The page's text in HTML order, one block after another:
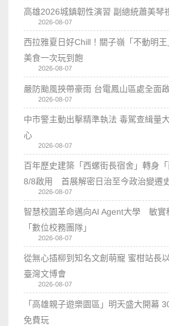
高雄2026城鎮韌性演習 副總統蕭美琴
2026-08-07
西拉雅夏日好Chill！關子嶺「不動明
美食一次玩到飽
2026-08-07
嚴防颱風挾帶豪雨 台電鳳山區處全面
2026-08-07
中市警主動出擊精準執法 毒駕查緝量
心
2026-08-07
百年歷史建築「西螺街長宿舍」轉身「
8/8啟用 首展解密日治至今政治變遷
2026-08-07
智慧校園革命邁向AI Agent大學 敏實
「數位校務團隊」
2026-08-07
從無心插柳到知名文創萌寵 蜜柑站長
臺灣文博會
2026-08-07
「高雄親子遊樂園區」明天盛大開幕
免費玩